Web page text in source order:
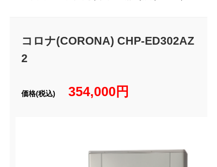
コロナ(CORONA) CHP-ED302AZ
2
価格(税込)354,000円